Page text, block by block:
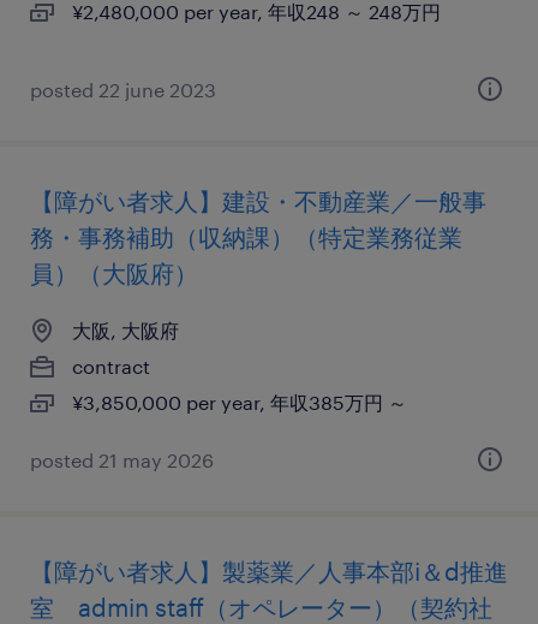
¥2,480,000 per year, 年収248 ～ 248万円
posted 22 june 2023
【障がい者求人】建設・不動産業／一般事
務・事務補助（収納課）（特定業務従業
員）（大阪府）
大阪, 大阪府
contract
¥3,850,000 per year, 年収385万円 ～
posted 21 may 2026
【障がい者求人】製薬業／人事本部i＆d推進
室 admin staff（オペレーター）（契約社